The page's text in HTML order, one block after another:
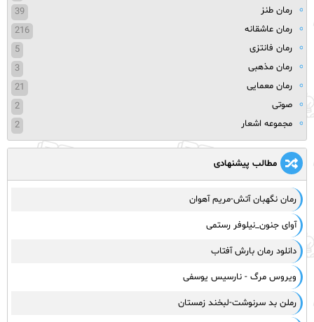
رمان طنز
39
رمان عاشقانه
216
رمان فانتزی
5
رمان مذهبی
3
رمان معمایی
21
صوتی
2
مجموعه اشعار
2
مطالب پیشنهادی
رمان نگهبان آتش-مریم آهوان
آوای جنون_نیلوفر رستمی
دانلود رمان بارش آفتاب
ویروس مرگ - نارسیس یوسفی
رملن بد سرنوشت-لبخند زمستان